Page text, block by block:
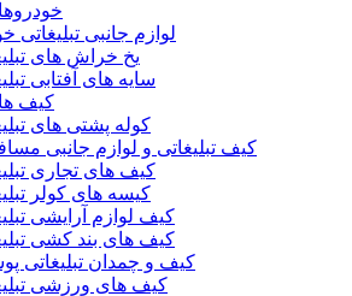
لوازم جانبی تبلیغاتی
یخ خراش های
سایه های آفتابی
کیف
کوله پشتی های
کیف تبلیغاتی و لوازم جانبی
کیف های تجاری
کیسه های کولر
کیف لوازم آرایشی
کیف های بند کشی
کیف و چمدان تبلیغاتی
کیف های ورزشی